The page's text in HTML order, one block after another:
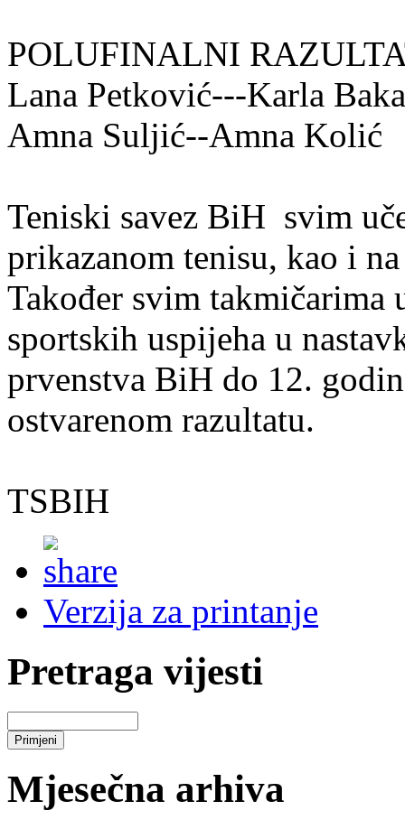
POLUFINALNI
Lana Petković---Karla
Amna Suljić--Amna
Teniski savez BiH svim
prikazanom tenisu, kao i
Također svim takmičarima
sportskih uspijeha u
prvenstva BiH do 12.
ostvarenom razultatu.
TSBIH
Verzija za printanje
Pretraga vijesti
Mjesečna arhiva